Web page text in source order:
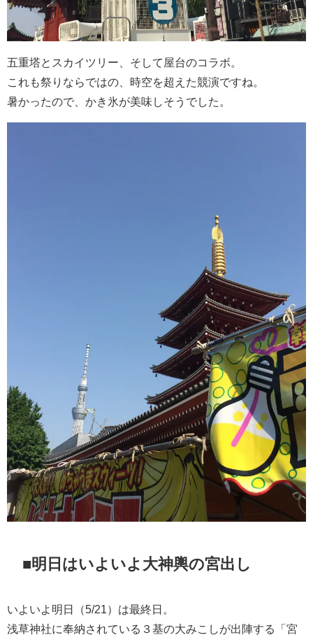
五重塔とスカイツリー、そして屋台のコラボ。
これも祭りならではの、時空を超えた競演ですね。
暑かったので、かき氷が美味しそうでした。
■明日はいよいよ大神輿の宮出し
いよいよ明日（5/21）は最終日。
浅草神社に奉納されている３基の大みこしが出陣する「宮